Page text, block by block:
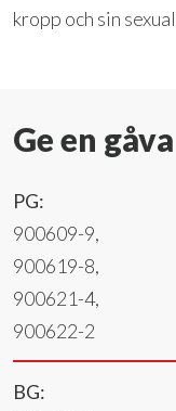
kropp och sin
Ge en gåva
PG:
900609-9,
900619-8,
900621-4,
900622-2
BG: